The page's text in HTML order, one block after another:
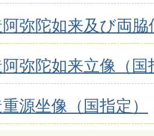
弥陀如来及び両
弥陀如来立像（国
源坐像（国指定）